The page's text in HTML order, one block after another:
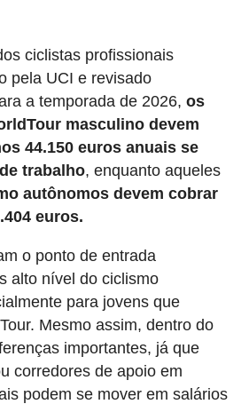
ciclistas profissionais
pela UCI e revisado
a temporada de 2026, os
masculino devem
44.150 euros anuais se
trabalho, enquanto aqueles
autônomos devem cobrar
euros.
o ponto de entrada
alto nível do ciclismo
para jovens que
Mesmo assim, dentro do
importantes, já que
corredores de apoio em
podem se mover em salários